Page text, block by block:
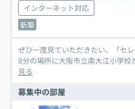
インターネット対応
新築
ぜひ一度見ていただきたい、「セ
8分の場所に大阪市立南大江小学校
見る
募集中の部屋